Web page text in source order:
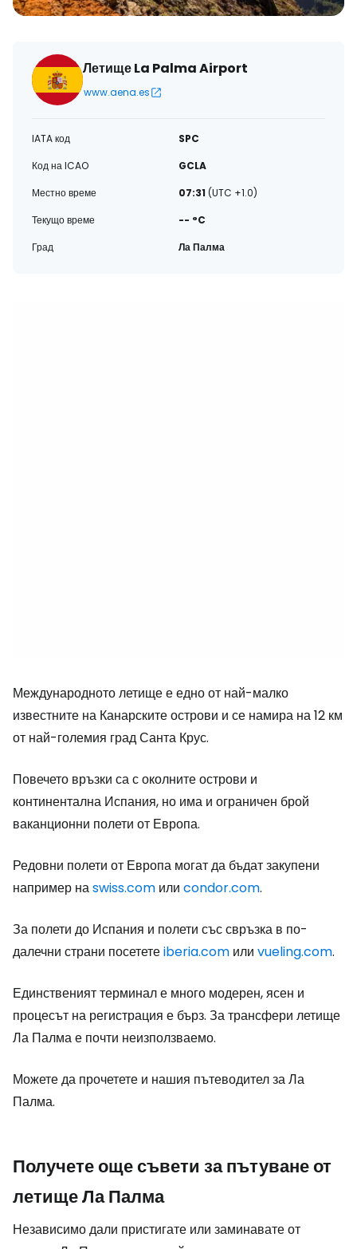
Летище La Palma Airport
www.aena.es
IATA код
SPC
Код на ICAO
GCLA
Местно време
07:31 (UTC +1.0)
Текущо време
-- °C
Град
Ла Палма
Международното летище е едно от най-малко
известните на Канарските острови и се намира на 12 км
от най-големия град Санта Крус.
Повечето връзки са с околните острови и
континентална Испания, но има и ограничен брой
ваканционни полети от Европа.
Редовни полети от Европа могат да бъдат закупени
например наswiss.com или condor.com.
За полети до Испания и полети със свръзка в по-
далечни страни посететеiberia.com или vueling.com.
Единственият терминал е много модерен, ясен и
процесът на регистрация е бърз. За трансфери летище
Ла Палма е почти неизползваемо.
Можете да прочетете и нашия пътеводител за Ла
Палма.
Получете още съвети за пътуване от
летище Ла Палма
Независимо дали пристигате или заминавате от